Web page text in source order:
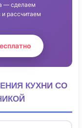
— сделаем
рассчитаем
КУХНИ СО